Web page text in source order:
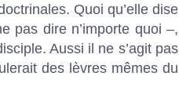
Quoi qu’elle dise
pas dire n’importe quoi –,
Aussi il ne s’agit pas
des lèvres mêmes du